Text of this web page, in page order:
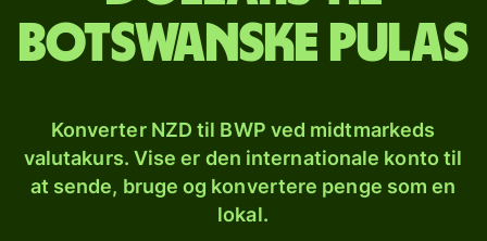
botswanske pulas
Konverter NZD til BWP ved midtmarkeds
valutakurs. Vise er den internationale konto til
at sende, bruge og konvertere penge som en
lokal.